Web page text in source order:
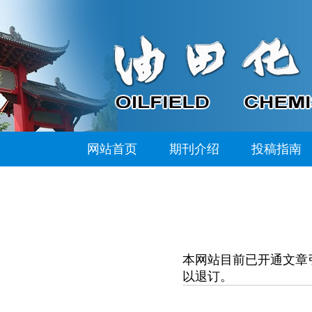
网站首页 期刊介绍 投稿指南
本网站目前已开通文
以退订。